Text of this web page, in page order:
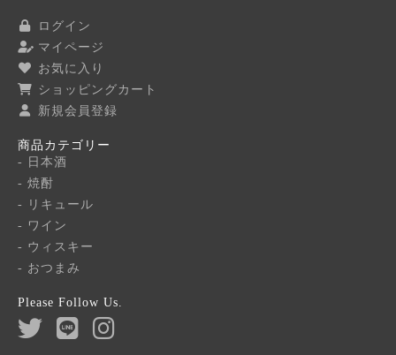
ログイン
マイページ
お気に入り
ショッピングカート
新規会員登録
商品カテゴリー
- 日本酒
- 焼酎
- リキュール
- ワイン
- ウィスキー
- おつまみ
Please Follow Us.